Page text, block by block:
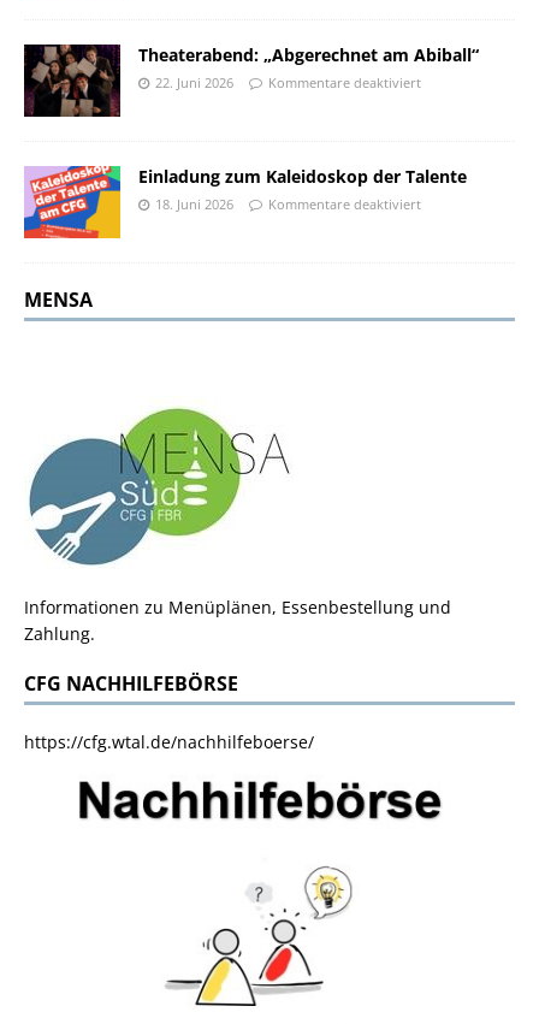
Theaterabend: „Abgerechnet am Abiball“
22. Juni 2026 Kommentare deaktiviert
Einladung zum Kaleidoskop der Talente
18. Juni 2026 Kommentare deaktiviert
MENSA
Informationen zu Menüplänen, Essenbestellung und
Zahlung.
CFG NACHHILFEBÖRSE
https://cfg.wtal.de/nachhilfeboerse/